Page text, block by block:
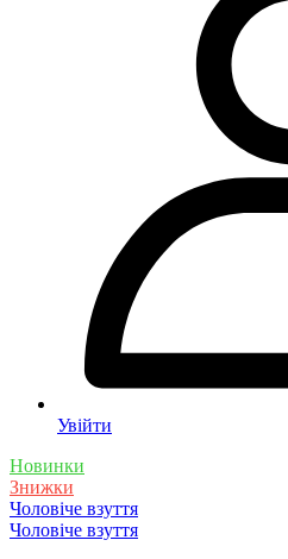
Увійти
Новинки
Знижки
Чоловіче взуття
Чоловіче взуття